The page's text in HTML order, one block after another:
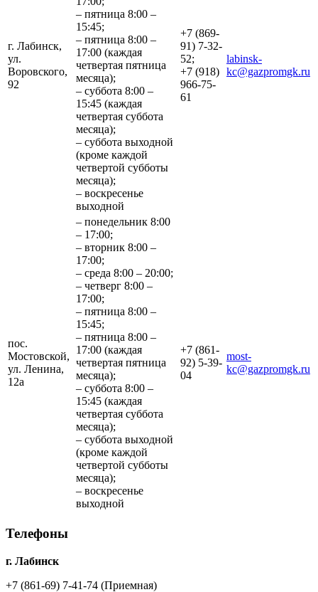
г. Лабинск,
ул.
Воровского,
92
– пятница 8:00 –
15:45;
– пятница 8:00 –
17:00 (каждая
четвертая пятница
месяца);
– суббота 8:00 –
15:45 (каждая
четвертая суббота
месяца);
– суббота выходной
(кроме каждой
четвертой субботы
месяца);
– воскресенье
выходной
+7 (869-
91) 7-32-
52;
+7 (918)
966-75-
61
labinsk-
kc@gazpromgk.ru
пос.
Мостовской,
ул. Ленина,
12а
– понедельник 8:00
– 17:00;
– вторник 8:00 –
17:00;
– среда 8:00 – 20:00;
– четверг 8:00 –
17:00;
– пятница 8:00 –
15:45;
– пятница 8:00 –
17:00 (каждая
четвертая пятница
месяца);
– суббота 8:00 –
15:45 (каждая
четвертая суббота
месяца);
– суббота выходной
(кроме каждой
четвертой субботы
месяца);
– воскресенье
выходной
+7 (861-
92) 5-39-
04
most-
kc@gazpromgk.ru
Телефоны
г. Лабинск
+7 (861-69) 7-41-74 (Приемная)